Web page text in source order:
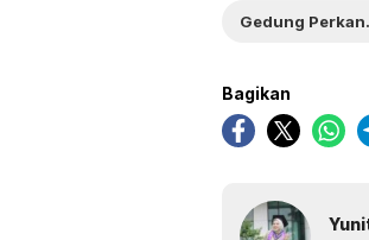
Bagikan